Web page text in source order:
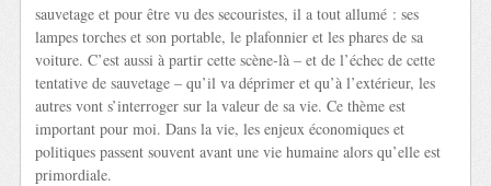
sauvetage et pour être vu des secouristes, il a tout allumé : ses
lampes torches et son portable, le plafonnier et les phares de sa
voiture. C’est aussi à partir cette scène-là – et de l’échec de cette
tentative de sauvetage – qu’il va déprimer et qu’à l’extérieur, les
autres vont s’interroger sur la valeur de sa vie. Ce thème est
important pour moi. Dans la vie, les enjeux économiques et
politiques passent souvent avant une vie humaine alors qu’elle est
primordiale.